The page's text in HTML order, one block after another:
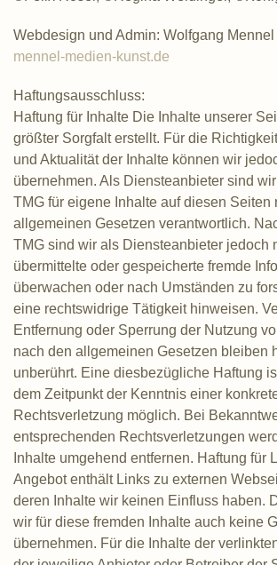
Webdesign und Admin: Wolfgang Mennel
mennel-medien-kunst.de
Haftungsausschluss:
Haftung für Inhalte Die Inhalte unserer
größter Sorgfalt erstellt. Für die
und Aktualität der Inhalte können wir
übernehmen. Als Diensteanbieter sind
TMG für eigene Inhalte auf diesen Seiten
allgemeinen Gesetzen verantwortlich.
TMG sind wir als Diensteanbieter jedoch
übermittelte oder gespeicherte fremde
überwachen oder nach Umständen zu
eine rechtswidrige Tätigkeit hinweisen.
Entfernung oder Sperrung der Nutzung
nach den allgemeinen Gesetzen bleiben
unberührt. Eine diesbezügliche Haftung
dem Zeitpunkt der Kenntnis einer
Rechtsverletzung möglich. Bei
entsprechenden Rechtsverletzungen
Inhalte umgehend entfernen. Haftung für
Angebot enthält Links zu externen
deren Inhalte wir keinen Einfluss haben.
wir für diese fremden Inhalte auch keine
übernehmen. Für die Inhalte der